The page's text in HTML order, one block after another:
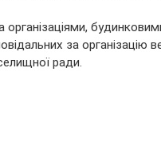
за організацію
ради.